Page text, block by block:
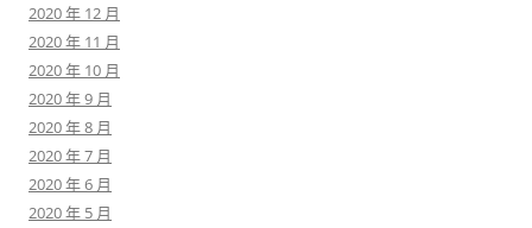
2020 年 12 月
2020 年 11 月
2020 年 10 月
2020 年 9 月
2020 年 8 月
2020 年 7 月
2020 年 6 月
2020 年 5 月